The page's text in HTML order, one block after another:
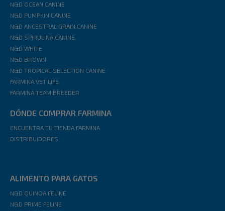
N&D OCEAN CANINE
N&D PUMPKIN CANINE
N&D ANCESTRAL GRAIN CANINE
N&D SPIRULINA CANINE
N&D WHITE
N&D BROWN
N&D TROPICAL SELECTION CANINE
FARMINA VET LIFE
FARMINA TEAM BREEDER
DÓNDE COMPRAR FARMINA
ENCUENTRA TU TIENDA FARMINA
DISTRIBUIDORES
ALIMENTO PARA GATOS
N&D QUINOA FELINE
N&D PRIME FELINE